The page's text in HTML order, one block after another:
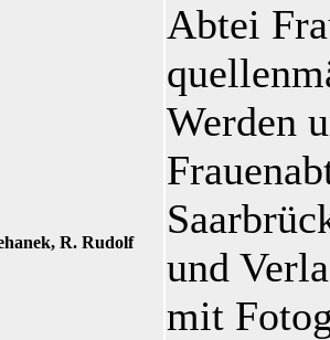
R. Rudolf
Abtei
Werden
und
mit